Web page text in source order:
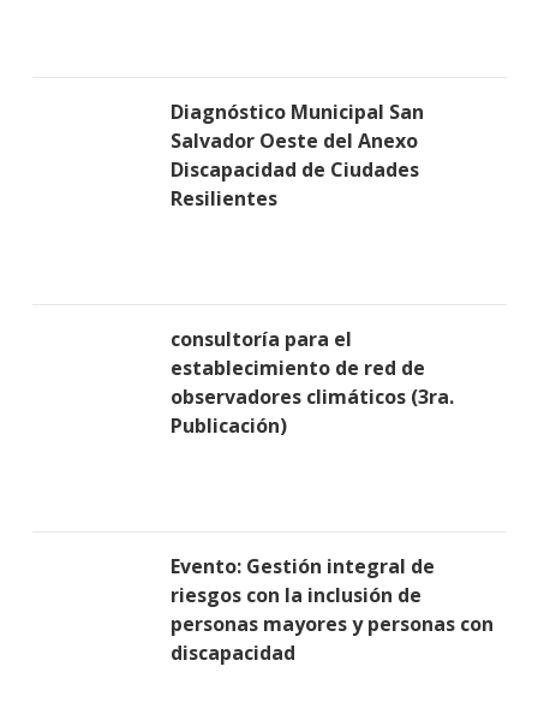
Diagnóstico Municipal San
Salvador Oeste del Anexo
Discapacidad de Ciudades
Resilientes
consultoría para el
establecimiento de red de
observadores climáticos (3ra.
Publicación)
Evento: Gestión integral de
riesgos con la inclusión de
personas mayores y personas con
discapacidad